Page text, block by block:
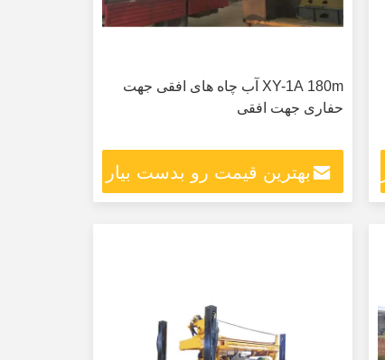
XY-1A 180m آب چاه های افقی جهت
حفاری جهت افقی
بهترین قیمت رو بدست بیار